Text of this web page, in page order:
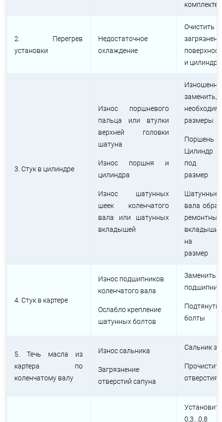
комплекте)
2. Перегрев
установки
Недостаточное
охлаждение
Очистить
и
3. Стук в цилиндре
Износ поршневого
пальца или втулки
верхней головки
шатуна
Износ поршня и
цилиндра
Износ шатунных
шеек коленчатого
вала или шатунных
вкладышей
заменить,
размеры
Поршень
Цилиндр
под
размер
вала
вкладыши
на
размер
4. Стук в картере
Износ подшипников
коленчатого вала
Ослабло крепление
шатунных болтов
Заменить
болты
5. Течь масла из
картера по
коленчатому валу
Износ сальника
Загрязнение
отверстий сапуна
Сальник
отверстия